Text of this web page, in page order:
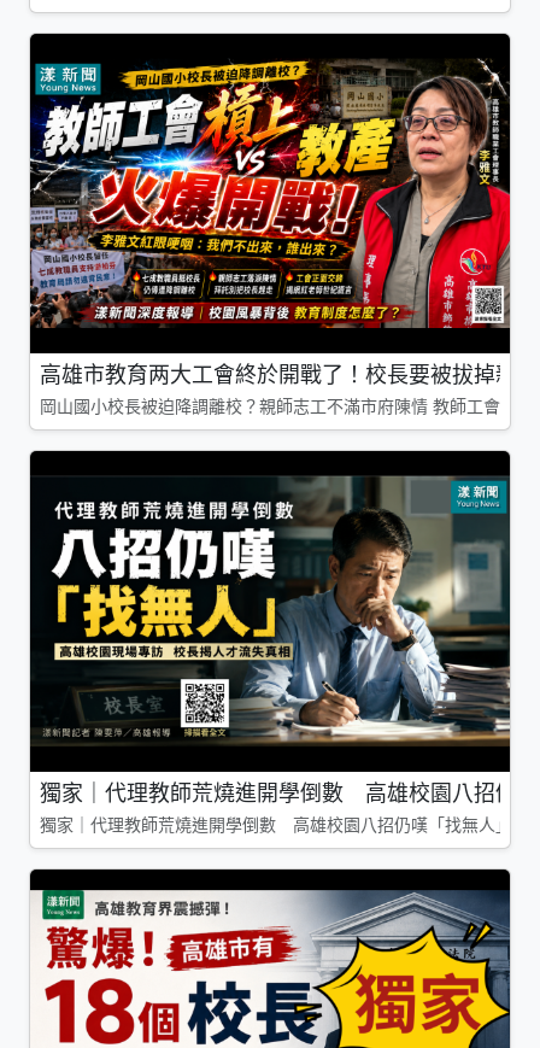
高雄市教育两大工會終於開戰了！校長要被拔掉親
岡山國小校長被迫降調離校？親師志工不滿市府陳情 教師工會槓
獨家｜代理教師荒燒進開學倒數 高雄校園八招仍
獨家｜代理教師荒燒進開學倒數 高雄校園八招仍嘆「找無人」